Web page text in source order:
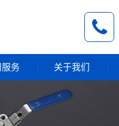
服务 关于我们